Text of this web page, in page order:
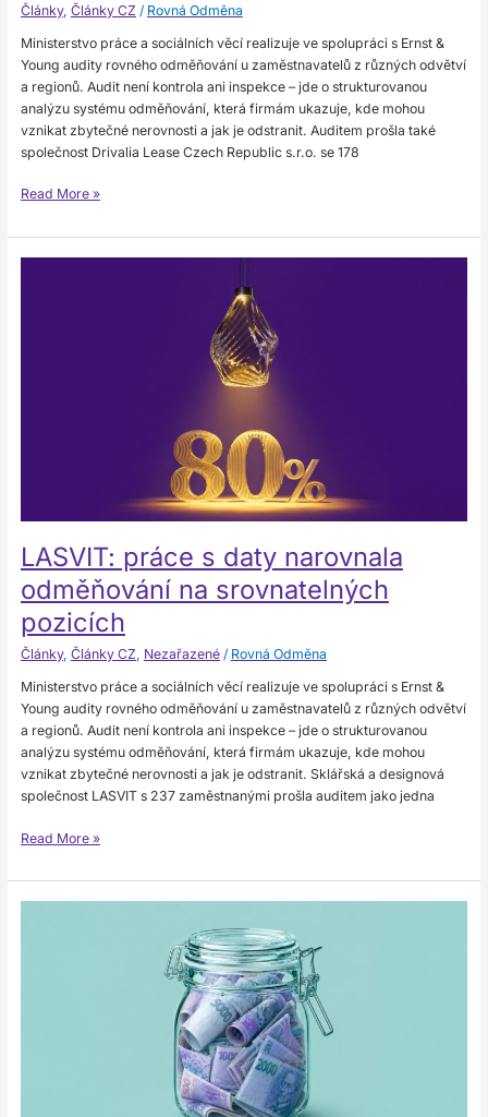
Články, Články CZ / Rovná Odměna
Ministerstvo práce a sociálních věcí realizuje ve spolupráci s Ernst &
Young audity rovného odměňování u zaměstnavatelů z různých odvětví
a regionů. Audit není kontrola ani inspekce – jde o strukturovanou
analýzu systému odměňování, která firmám ukazuje, kde mohou
vznikat zbytečné nerovnosti a jak je odstranit. Auditem prošla také
společnost Drivalia Lease Czech Republic s.r.o. se 178
Read More »
LASVIT: práce s daty narovnala
odměňování na srovnatelných
pozicích
Články, Články CZ Nezařazené/ Rovná Odměna
Ministerstvo práce a sociálních věcí realizuje ve spolupráci s Ernst &
Young audity rovného odměňování u zaměstnavatelů z různých odvětví
a regionů. Audit není kontrola ani inspekce – jde o strukturovanou
analýzu systému odměňování, která firmám ukazuje, kde mohou
vznikat zbytečné nerovnosti a jak je odstranit. Sklářská a designová
společnost LASVIT s 237 zaměstnanými prošla auditem jako jedna
Read More »